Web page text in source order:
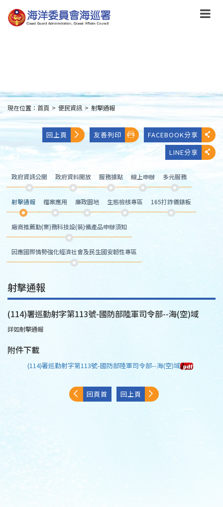
到
主
:::
現在位置： 首頁 > 便民資訊 > 射擊通報
回上頁 友善列印
FACEBOOK分享
LINE分享
政府資訊公開 政府資料開放 服務據點 線上申辦 多元服務
射擊通報 檔案應用 廉政園地 生態檢核專區 165打詐儀錶板
廠商推薦勤(業)務科技設(裝)備產品申辦須知
因應國際情勢強化經濟社會及民生國安韌性專區
射擊通報
(114)署巡勤射字第113號-國防部陸軍司令部--海(空)域
詳如射擊通報
附件下載
(114)署巡勤射字第113號-國防部陸軍司令部--海(空)域
回頁首 回上頁